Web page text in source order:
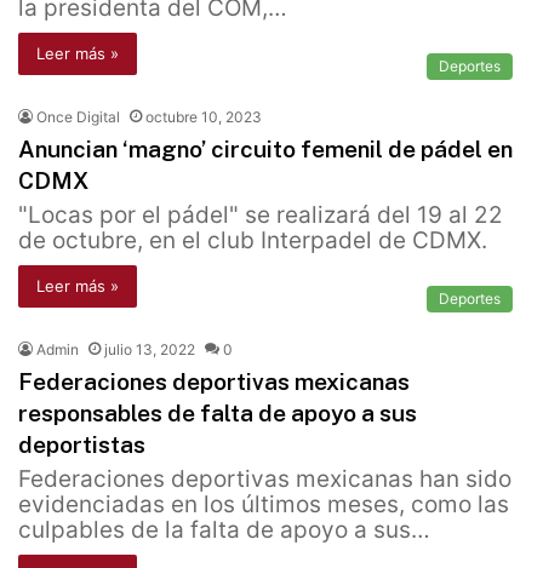
la presidenta del COM,…
Leer más »
Deportes
Once Digital octubre 10, 2023
Anuncian ‘magno’ circuito femenil de pádel en
CDMX
"Locas por el pádel" se realizará del 19 al 22
de octubre, en el club Interpadel de CDMX.
Leer más »
Deportes
Admin julio 13, 2022 0
Federaciones deportivas mexicanas
responsables de falta de apoyo a sus
deportistas
Federaciones deportivas mexicanas han sido
evidenciadas en los últimos meses, como las
culpables de la falta de apoyo a sus…